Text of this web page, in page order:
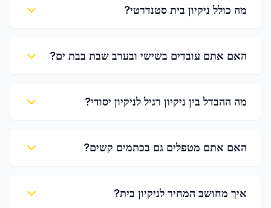
מה כולל ניקיון בית סטנדרטי?
האם אתם עובדים בשישי ובערב שבת בבת ים?
מה ההבדל בין ניקיון רגיל לניקיון יסודי?
האם אתם מטפלים גם בכתמים קשים?
איך מחושב המחיר לניקיון בית?